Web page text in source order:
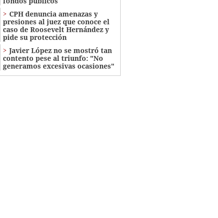
CPH denuncia amenazas y
presiones al juez que conoce el
caso de Roosevelt Hernández y
pide su protección
Javier López no se mostró tan
contento pese al triunfo: "No
generamos excesivas ocasiones"